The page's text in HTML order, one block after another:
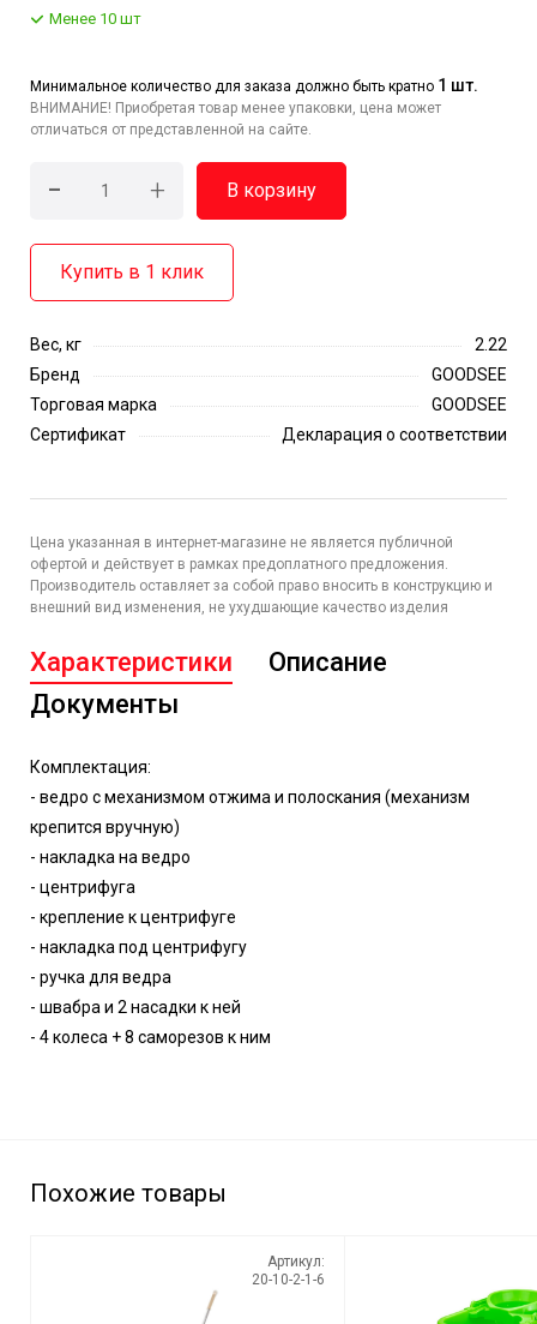
Менее 10 шт
Минимальное количество для заказа должно быть кратно 1 шт.
ВНИМАНИЕ! Приобретая товар менее упаковки, цена может
отличаться от представленной на сайте.
- + В корзину
Купить в 1 клик
Вес, кг
2.22
Бренд
GOODSEE
Торговая марка
GOODSEE
Сертификат
Декларация о соответствии
Цена указанная в интернет-магазине не является публичной
офертой и действует в рамках предоплатного предложения.
Производитель оставляет за собой право вносить в конструкцию и
внешний вид изменения, не ухудшающие качество изделия
Характеристики
Описание
Документы
Комплектация:
- ведро с механизмом отжима и полоскания (механизм
крепится вручную)
- накладка на ведро
- центрифуга
- крепление к центрифуге
- накладка под центрифугу
- ручка для ведра
- швабра и 2 насадки к ней
- 4 колеса + 8 саморезов к ним
Похожие товары
Артикул:
20-10-2-1-6